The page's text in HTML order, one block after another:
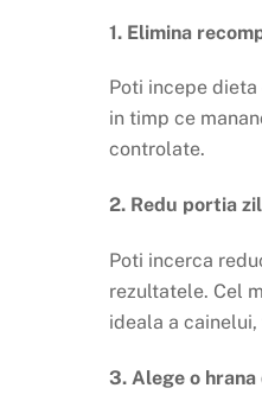
1. Elimina
Poti incepe
in timp ce
controlate.
2. Redu portia
Poti incerca
rezultatele. Cel
ideala a
3. Alege o